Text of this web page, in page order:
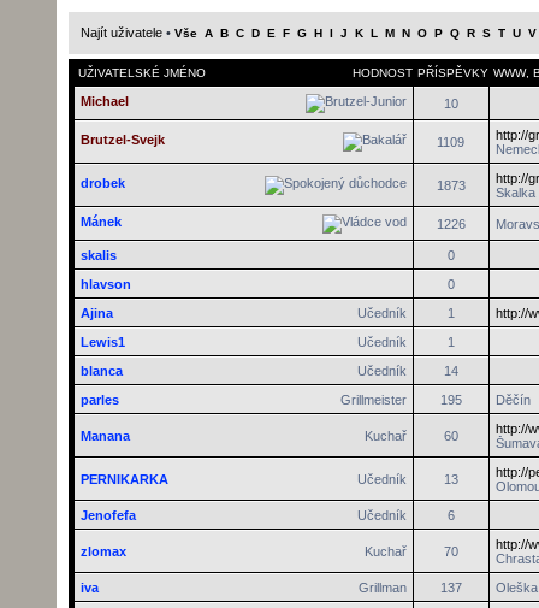
Najít uživatele• Vše A B C D E F G H I J K L M N O P Q R S T U V
HODNOST
UŽIVATELSKÉ JMÉNO PŘÍSPĚVKY WWW,
Michael 10
Brutzel-Svejk 1109
http://
drobek 1873
http://
Skalka
Mánek
1226
skalis
0
hlavson
0
Učedník
Ajina 1
http://
Učedník
Lewis1
1
Učedník
blanca
14
Grillmeister
parles 195 Děčín
Kuchař
Manana 60
http://
Učedník
PERNIKARKA 13
http://
Učedník
Jenofefa 6
Kuchař
zlomax 70
http://
Grillman
iva 137